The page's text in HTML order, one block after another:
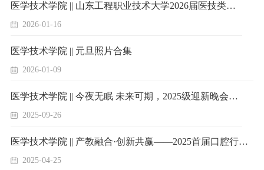
医学技术学院 || 山东工程职业技术大学2026届医技类毕业生 “寒假不断线·暖心促就业”线上招聘会邀请函
2026-01-16
医学技术学院 || 元旦照片合集
2026-01-09
医学技术学院 || 今夜无眠 未来可期，2025级迎新晚会圆满收官
2025-09-26
医学技术学院 || 产教融合·创新共赢——2025首届口腔行业高质量发展论坛
2025-04-25